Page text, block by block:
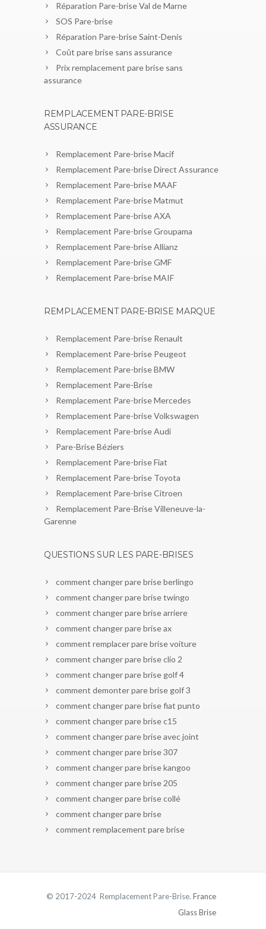
Réparation Pare-brise Val de Marne
SOS Pare-brise
Réparation Pare-brise Saint-Denis
Coût pare brise sans assurance
Prix remplacement pare brise sans
assurance
REMPLACEMENT PARE-BRISE
ASSURANCE
Remplacement Pare-brise Macif
Remplacement Pare-brise Direct Assurance
Remplacement Pare-brise MAAF
Remplacement Pare-brise Matmut
Remplacement Pare-brise AXA
Remplacement Pare-brise Groupama
Remplacement Pare-brise Allianz
Remplacement Pare-brise GMF
Remplacement Pare-brise MAIF
REMPLACEMENT PARE-BRISE MARQUE
Remplacement Pare-brise Renault
Remplacement Pare-brise Peugeot
Remplacement Pare-brise BMW
Remplacement Pare-Brise
Remplacement Pare-brise Mercedes
Remplacement Pare-brise Volkswagen
Remplacement Pare-brise Audi
Pare-Brise Béziers
Remplacement Pare-brise Fiat
Remplacement Pare-brise Toyota
Remplacement Pare-brise Citroen
Remplacement Pare-Brise Villeneuve-la-
Garenne
QUESTIONS SUR LES PARE-BRISES
comment changer pare brise berlingo
comment changer pare brise twingo
comment changer pare brise arriere
comment changer pare brise ax
comment remplacer pare brise voiture
comment changer pare brise clio 2
comment changer pare brise golf 4
comment demonter pare brise golf 3
comment changer pare brise fiat punto
comment changer pare brise c15
comment changer pare brise avec joint
comment changer pare brise 307
comment changer pare brise kangoo
comment changer pare brise 205
comment changer pare brise collé
comment changer pare brise
comment remplacement pare brise
© 2017-2024 Remplacement Pare-Brise. France
Glass Brise